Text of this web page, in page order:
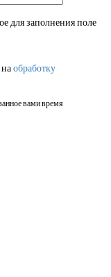
для заполнения поле
обработку
вами время